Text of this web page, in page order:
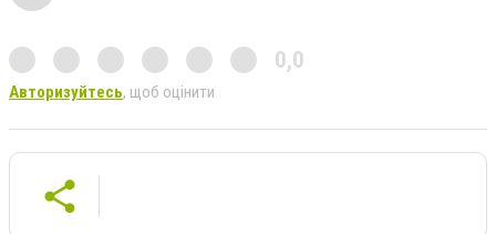
0,0
Авторизуйтесь, щоб оцінити